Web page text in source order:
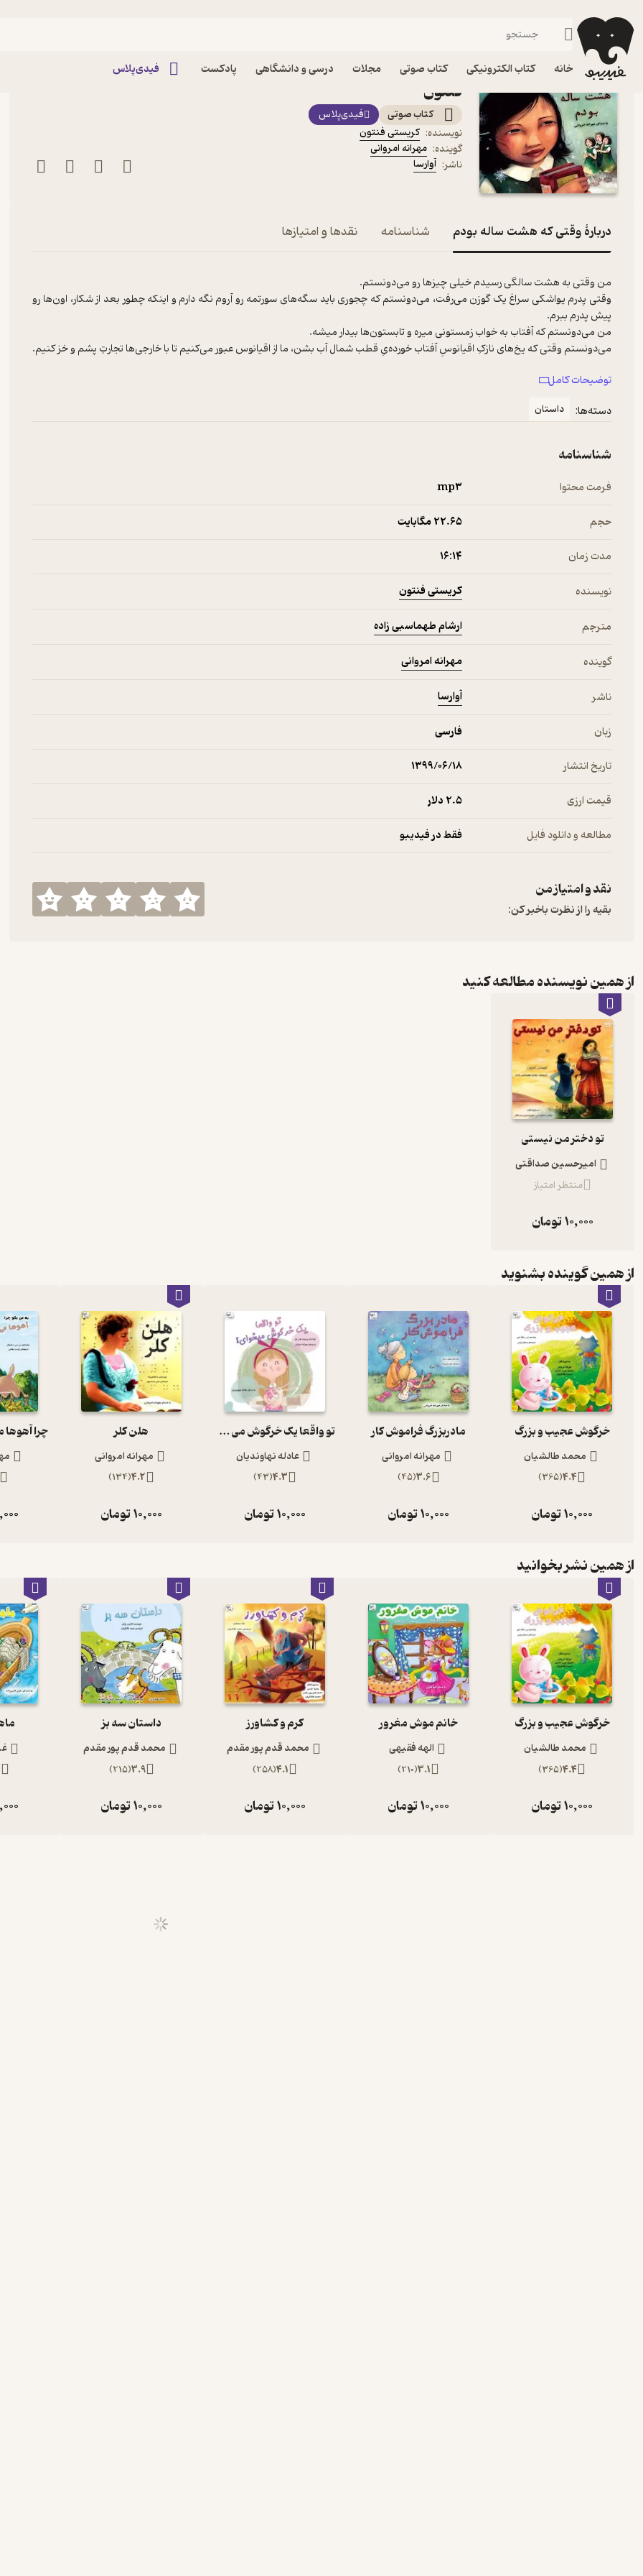
خانه کتاب الکترونیکی کتاب صوتی مجلات درسی و دانشگاهی پادکست فیدی‌پلاس
فیدیبو کتاب صوتی
کتاب صوتی وقتی که هشت ساله بودم اثر کریستی
فنتون
کتاب صوتی
فیدی‌پلاس
نویسنده: کریستی فنتون
گوینده: مهرانه امروانی
ناشر: آوارسا
دربارۀ وقتی که هشت ساله بودم شناسنامه نقدها و امتیازها
وقتی پدرم یواشکی سراغ یک گوزن می‌رفت، می‌دونستم که چجوری باید سگه‌های سورتمه رو آروم نگه دارم و اینکه چطور بعد از شکار، اون‌ها رو
اینکه خواهرم رُزی کتاب‌ها رو برام بخونه راضیم نمی‌کرد و همیشه دلم می‌خواست که خودم بخونمشون.
توضیحات کامل
دسته‌ها:
داستان
شناسنامه
فرمت محتوا mp۳
حجم 22.۶۵ مگابایت
مدت زمان ۱۶:۱۴
نویسنده کریستی فنتون
مترجم ارشام طهماسبی زاده
گوینده مهرانه امروانی
ناشر آوارسا
زبان فارسی
تاریخ انتشار ۱۳۹۹/۰۶/۱۸
قیمت ارزی 2.۵ دلار
مطالعه و دانلود فایل فقط در فیدیبو
نقد و امتیاز من
بقیه را از نظرت باخبر کن:
از همین نویسنده مطالعه کنید
تو دختر من نیستی
امیرحسین صداقتی
منتظر امتیاز
10,000تومان
از همین گوینده بشنوید
خرگوش عجیب و بزرگ
محمد طالشیان
4.4
(
365
)
10,000تومان
مادربزرگ فراموش کار
مهرانه امروانی
3.6
(
45
)
10,000تومان
تو واقعا یک خرگوش می خوای؟
عادله نهاوندیان
4.3
(
43
)
10,000تومان
هلن کلر
مهرانه امروانی
4.2
(
134
)
10,000تومان
از همین نشر بخوانید
خرگوش عجیب و بزرگ
محمد طالشیان
4.4
(
365
)
10,000تومان
خانم موش مغرور
الهه فقیهی
3.1
(
210
)
10,000تومان
کرم و کشاورز
محمد قدم پور مقدم
4.1
(
258
)
10,000تومان
داستان سه بز
محمد قدم پور مقدم
3.9
(
215
)
10,000تومان